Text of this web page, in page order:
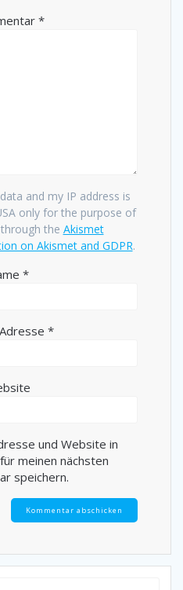
*
and my IP address is
only for the purpose of
the Akismet
on Akismet and GDPR.
*
*
und Website in
meinen nächsten
speichern.